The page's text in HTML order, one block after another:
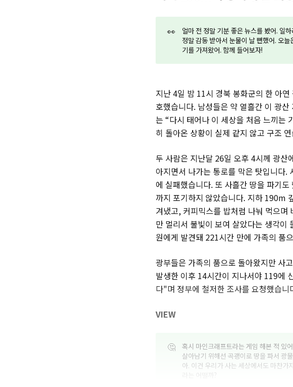
👀
얼마 전 정말 기분 좋은 뉴스를 봤어. 일
정말 감동 받아서 눈물이 날 뻔했어. 오
기를 가져왔어. 함께 들어보자!
지난 4일 밤 11시 경북 봉화군의 한 아
호했습니다. 남성들은 약 열흘간 이 광
는 “다시 태어나 이 세상을 처음 느끼는
히 돌아온 상황이 실제 같지 않고 구조
두 사람은 지난달 26일 오후 4시께 광
아지면서 나가는 통로를 막은 탓입니다.
에 실패했습니다. 또 사흘간 땅을 파기
까지 포기하지 않았습니다. 지하 190m
겨냈고, 커피믹스를 밥처럼 나눠 먹으
만 멀리서 불빛이 보여 살았다는 생각
원에게 발견돼 221시간 만에 가족의 품
광부들은 가족의 품으로 돌아왔지만 사
발생한 이후 14시간이 지나서야 119에
다"며 정부에 철저한 조사를 요청했습니
VIEW
🤔
혹시 마인크래프트라는 게임 해본 적 있
살아남기 위해선 곡괭이로 땅을 파서 광
아. 이건 우리가 사는 세상에서도 마찬가